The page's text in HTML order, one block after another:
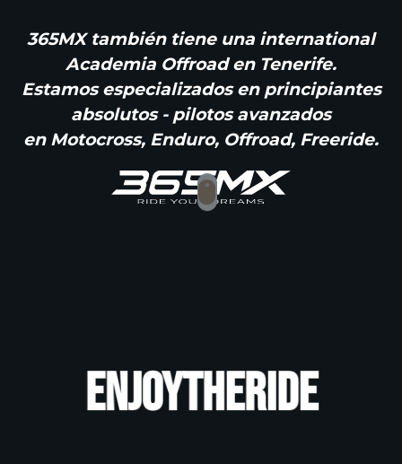
365MX también tiene una international
Academia Offroaden Tenerife.
Estamos especializados en principiantes
absolutos - pilotos avanzados
en Motocross, Enduro, Offroad, Freeride.
ENJOYTHERIDE